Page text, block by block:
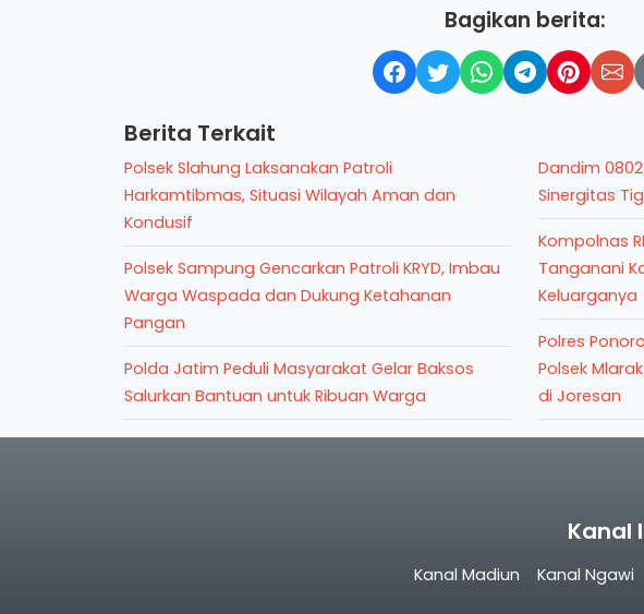
Bagikan berita:
Berita Terkait
Polsek Slahung Laksanakan Patroli
Harkamtibmas, Situasi Wilayah Aman dan
Kondusif
Polsek Sampung Gencarkan Patroli KRYD, Imbau
Warga Waspada dan Dukung Ketahanan
Pangan
Polda Jatim Peduli Masyarakat Gelar Baksos
Salurkan Bantuan untuk Ribuan Warga
Dandim
Sinergitas
Kompolnas
Tanganani
Keluarganya
Polres
Polsek
di Joresan
Kanal
Kanal Madiun Kanal Ngawi